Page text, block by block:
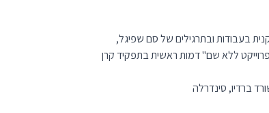
ללא שם" דמות ראשית בתפקיד קרן